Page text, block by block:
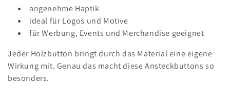
angenehme Haptik
ideal für Logos und Motive
für Werbung, Events und Merchandise geeignet
Jeder Holzbutton bringt durch das Material eine eigene
Wirkung mit. Genau das macht diese Ansteckbuttons so
besonders.